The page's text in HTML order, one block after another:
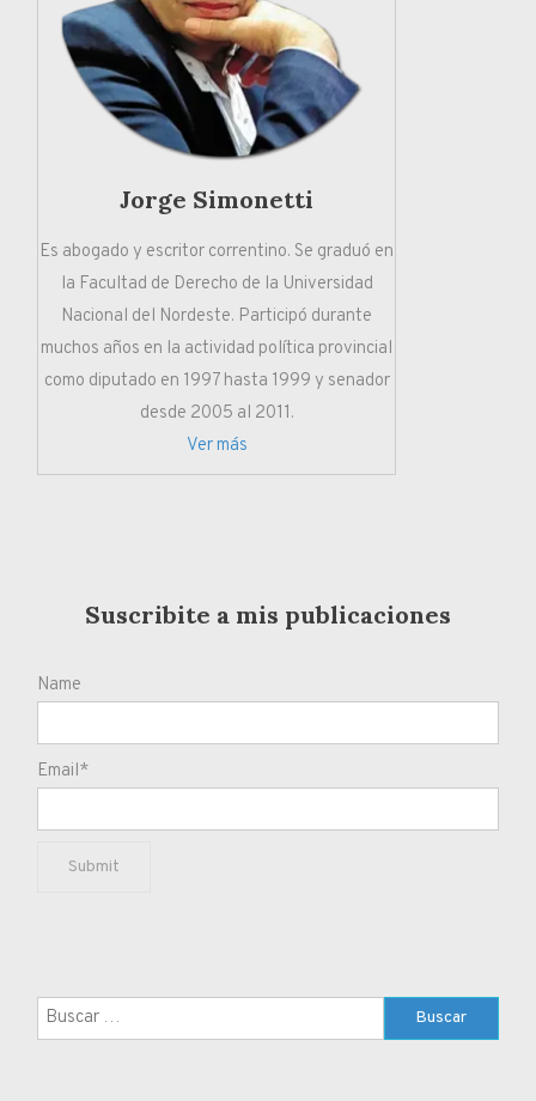
Jorge Simonetti
Es abogado y escritor correntino. Se graduó en
la Facultad de Derecho de la Universidad
Nacional del Nordeste. Participó durante
muchos años en la actividad política provincial
como diputado en 1997 hasta 1999 y senador
desde 2005 al 2011.
Ver más
Suscribite a mis publicaciones
Name
Email*
Buscar: